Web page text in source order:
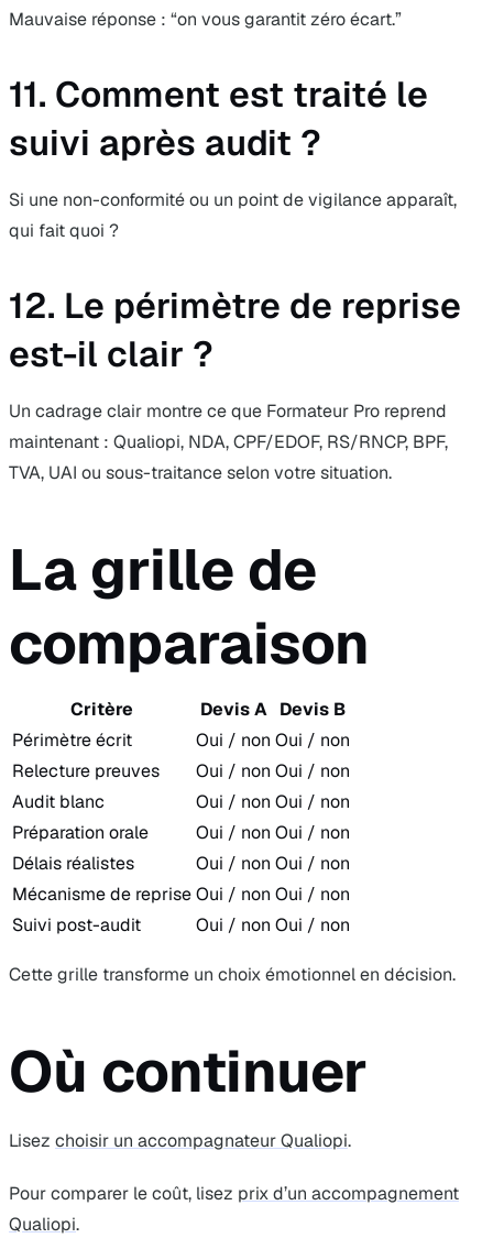
Mauvaise réponse : “on vous garantit zéro écart.”
11. Comment est traité le
suivi après audit ?
Si une non-conformité ou un point de vigilance apparaît,
qui fait quoi ?
12. Le périmètre de reprise
est-il clair ?
Un cadrage clair montre ce que Formateur Pro reprend
maintenant : Qualiopi, NDA, CPF/EDOF, RS/RNCP, BPF,
TVA, UAI ou sous-traitance selon votre situation.
La grille de
comparaison
Critère Devis A Devis B
Périmètre écrit
Oui / non Oui / non
Relecture preuves
Oui / non Oui / non
Audit blanc
Oui / non Oui / non
Préparation orale
Oui / non Oui / non
Délais réalistes
Oui / non Oui / non
Mécanisme de repriseOui / non Oui / non
Suivi post-audit
Oui / non Oui / non
Cette grille transforme un choix émotionnel en décision.
Où continuer
Lisez choisir un accompagnateur Qualiopi.
Pour comparer le coût, lisez prix d’un accompagnement
Qualiopi.